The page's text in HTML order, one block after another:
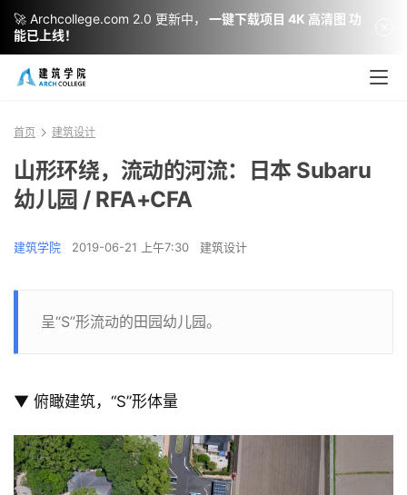
首页 建筑设计
山形环绕，流动的河流：日本 Subaru
幼儿园 / RFA+CFA
建筑学院 2019-06-21 上午7:30 建筑设计
呈“S”形流动的田园幼儿园。
▼ 俯瞰建筑，“S”形体量
🚀 Archcollege.com 2.0 更新中，
一键下载项目 4K 高清图 功
能已上线！